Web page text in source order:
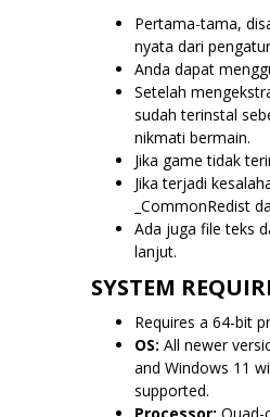
Pertama-tama,
nyata dari
Anda dapat
Setelah
sudah terinstal
nikmati bermain.
Jika game tidak
Jika terjadi
_CommonRedist
Ada juga file teks
lanjut.
SYSTEM
Requires a 64-bit
OS: All newer
and Windows 11
supported.
Processor: Quad-